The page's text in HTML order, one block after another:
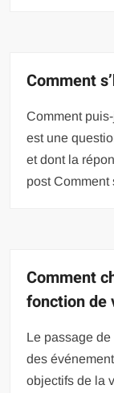
Comment
Comment
est une
et dont la
post Comment
Comment
fonction de
Le passage
des
objectifs de la